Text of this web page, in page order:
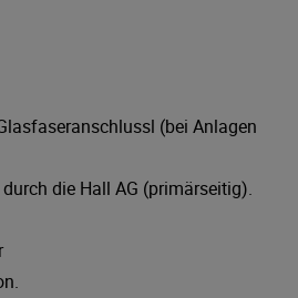
(bei Anlagen
die Hall AG (primärseitig).